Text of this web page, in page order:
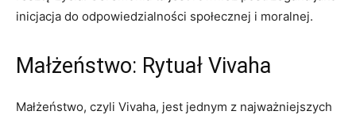
inicjacja do odpowiedzialności społecznej i moralnej.
Małżeństwo: Rytuał Vivaha
Małżeństwo, czyli Vivaha, jest jednym z najważniejszych